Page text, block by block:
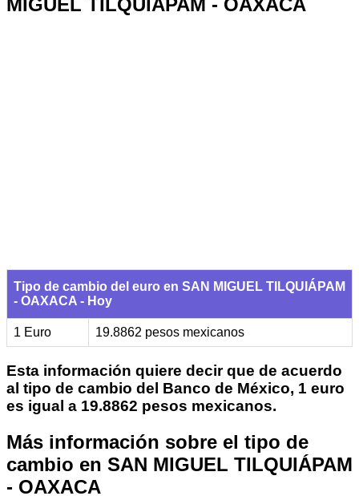
MIGUEL TILQUIÁPAM - OAXACA
Tipo de cambio del euro en SAN MIGUEL TILQUIÁPAM
- OAXACA - Hoy
1 Euro 19.8862 pesos mexicanos
Esta información quiere decir que de acuerdo
al tipo de cambio del Banco de México, 1 euro
es igual a 19.8862 pesos mexicanos.
Más información sobre el tipo de
cambio en SAN MIGUEL TILQUIÁPAM
- OAXACA